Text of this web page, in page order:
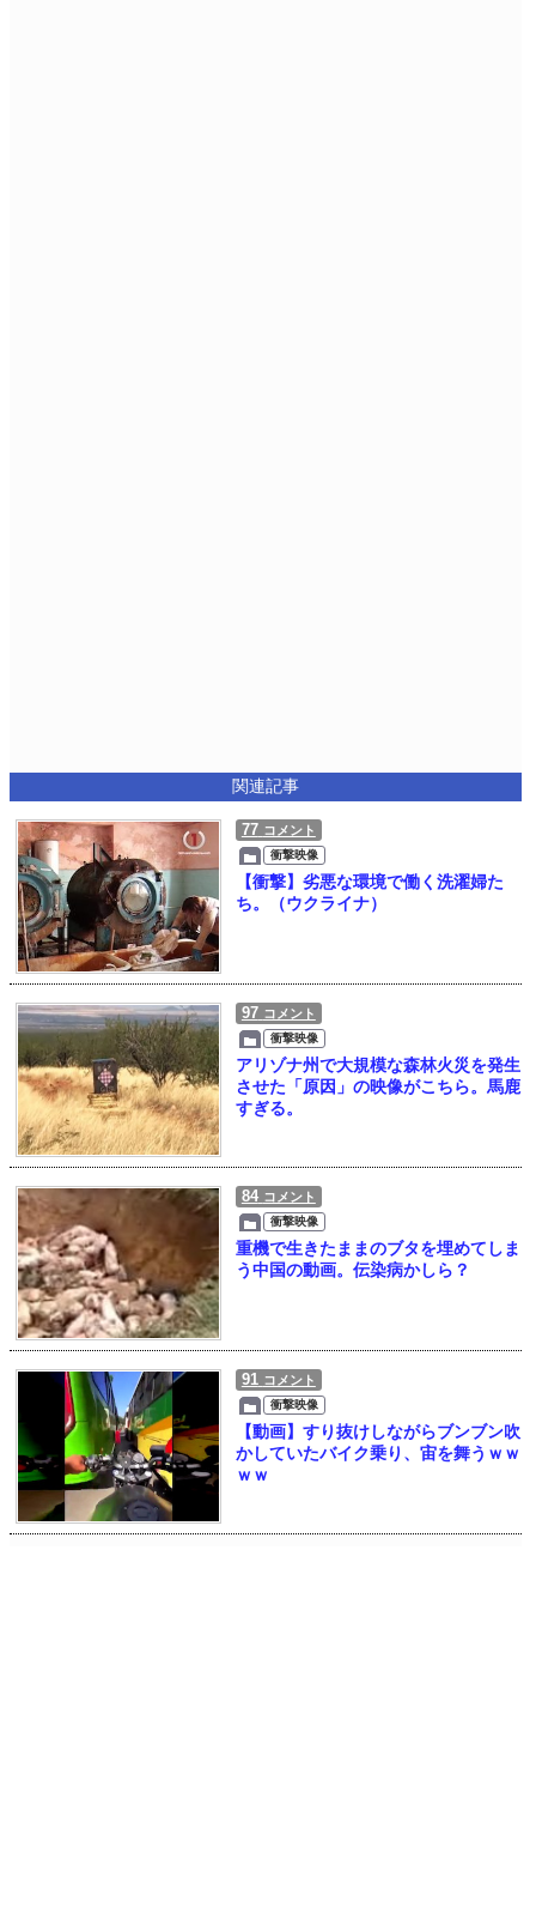
関連記事
77 コメント
衝撃映像
【衝撃】劣悪な環境で働く洗濯婦た
ち。（ウクライナ）
97 コメント
衝撃映像
アリゾナ州で大規模な森林火災を発生
させた「原因」の映像がこちら。馬鹿
すぎる。
84 コメント
衝撃映像
重機で生きたままのブタを埋めてしま
う中国の動画。伝染病かしら？
91 コメント
衝撃映像
【動画】すり抜けしながらブンブン吹
かしていたバイク乗り、宙を舞うｗｗ
ｗｗ